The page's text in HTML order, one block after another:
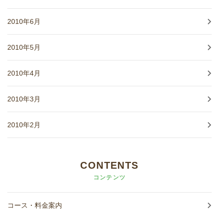
2010年6月
2010年5月
2010年4月
2010年3月
2010年2月
CONTENTS
コンテンツ
コース・料金案内